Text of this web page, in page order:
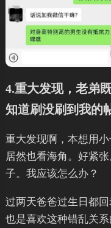
4.重大发现，老弟
知道刷没刷到我的
重大发现啊，本想用
居然也看海角。好紧
子。我应该怎么办？
过两天爸爸过生日都
也是喜欢这种错乱关